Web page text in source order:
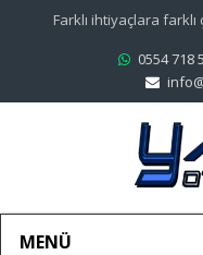
Farklı ihtiyaçlara
0554 718
MENÜ